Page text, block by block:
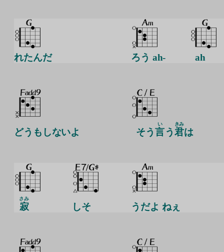
れたんだ ろう ah- ah
どうもしないよ そう 言
い
う 君
きみ
は
寂
さみ
しそ うだよ ねぇ